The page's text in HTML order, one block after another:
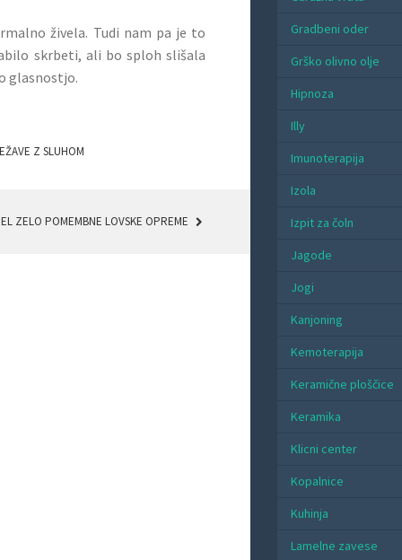
živela. Tudi nam pa je to
skrbeti, ali bo sploh slišala
glasnostjo.
Z SLUHOM
ZELO POMEMBNE LOVSKE OPREME
Gradbeni oder
Grško olivno olje
Hipnoza
Illy
Imunoterapija
Izola
Izpit za čoln
Jagode
Jogi
Kanjoning
Kemoterapija
Keramične ploščice
Keramika
Klicni center
Kopalnice
Kuhinja
Lamelne zavese